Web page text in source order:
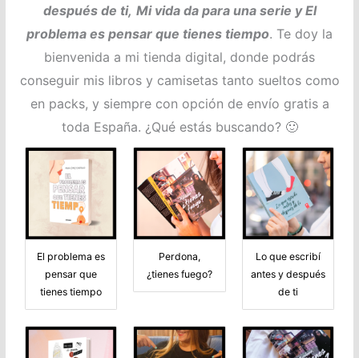
después de ti, Mi vida da para una serie y El
problema es pensar que tienes tiempo. Te doy la
bienvenida a mi tienda digital, donde podrás
conseguir mis libros y camisetas tanto sueltos como
en packs, y siempre con opción de envío gratis a
toda España. ¿Qué estás buscando? 🙂
El problema es
pensar que
tienes tiempo
Perdona,
¿tienes fuego?
Lo que escribí
antes y después
de ti